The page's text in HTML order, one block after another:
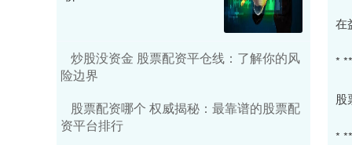
在
*
股
*
炒股没资金 股票配资平仓线：了解你的风
险边界
股票配资哪个 权威揭秘：最靠谱的股票配
资平台排行